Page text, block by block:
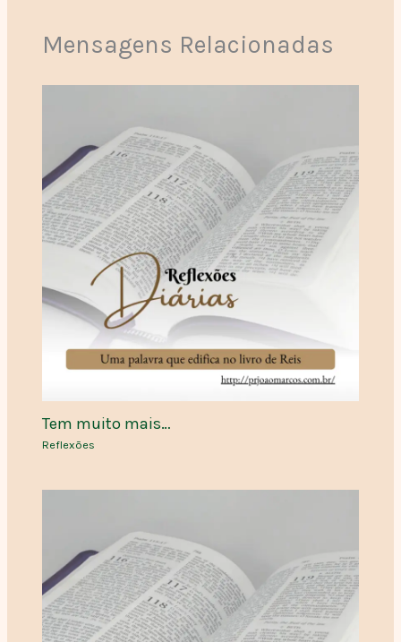
Mensagens Relacionadas
Tem muito mais…
Reflexões